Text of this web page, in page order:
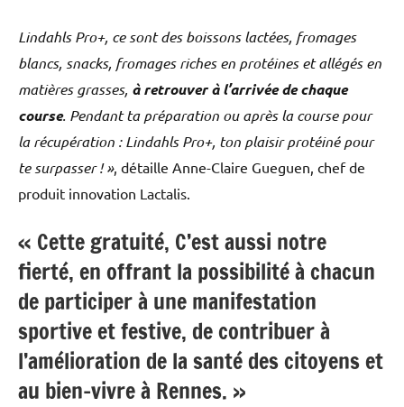
Lindahls Pro+, ce sont des boissons lactées, fromages
blancs, snacks, fromages riches en protéines et allégés en
matières grasses, à retrouver à l’arrivée de chaque
course. Pendant ta préparation ou après la course pour
la récupération : Lindahls Pro+, ton plaisir protéiné pour
te surpasser ! », détaille Anne-Claire Gueguen, chef de
produit innovation Lactalis.
« Cette gratuité, C’est aussi notre
fierté, en offrant la possibilité à chacun
de participer à une manifestation
sportive et festive, de contribuer à
l’amélioration de la santé des citoyens et
au bien-vivre à Rennes. »